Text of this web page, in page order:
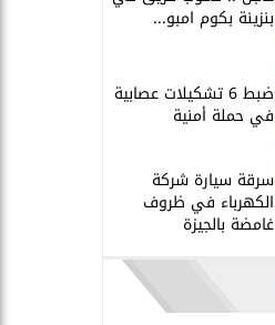
بنزينة بكوم امبو...
ضبط 6 تشكيلات عصابية
في حملة أمنية
سرقة سيارة شركة
الكهرباء في ظروف
غامضة بالجيزة